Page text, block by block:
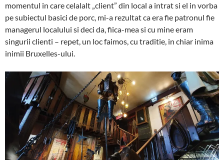
momentul in care celalalt „client” din local a intrat si el in vorba
pe subiectul basici de porc, mi-a rezultat ca era fie patronul fie
managerul localului si deci da, fiica-mea si cu mine eram
singurii clienti – repet, un loc faimos, cu traditie, in chiar inima
inimii Bruxelles-ului.